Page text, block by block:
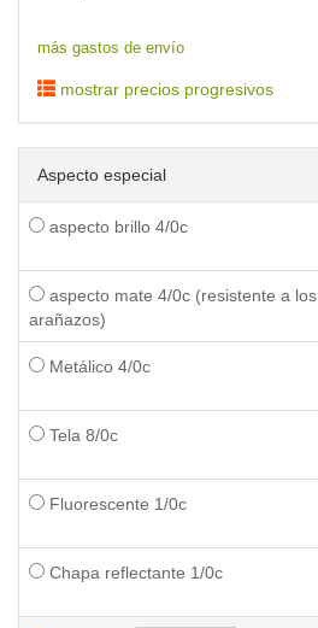
más gastos de envío
mostrar precios progresivos
Aspecto especial
aspecto brillo 4/0c
aspecto mate 4/0c (resistente a los
arañazos)
Metálico 4/0c
Tela 8/0c
Fluorescente 1/0c
Chapa reflectante 1/0c